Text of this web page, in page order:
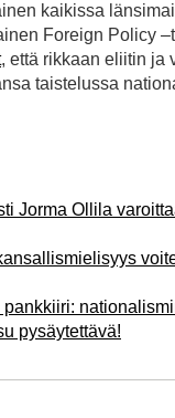
kaikissa
Foreign Policy
, että rikkaan eliitin ja
taistelussa
Jorma Ollila
pysäytettävä!